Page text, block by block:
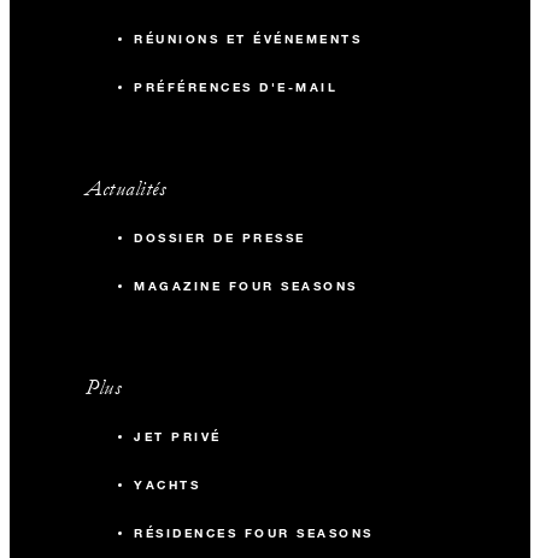
RÉUNIONS ET ÉVÉNEMENTS
PRÉFÉRENCES D'E-MAIL
Actualités
DOSSIER DE PRESSE
MAGAZINE FOUR SEASONS
Plus
JET PRIVÉ
YACHTS
RÉSIDENCES FOUR SEASONS